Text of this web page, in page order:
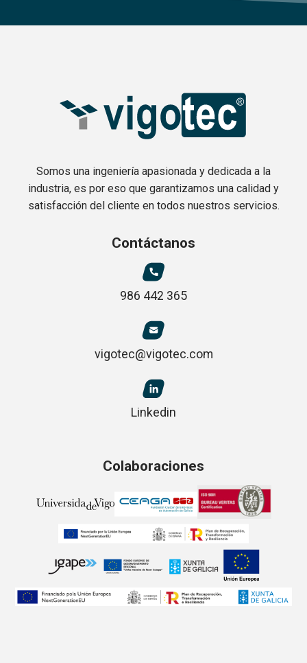
Somos una ingeniería apasionada y dedicada a la
industria, es por eso que garantizamos una calidad y
satisfacción del cliente en todos nuestros servicios.
Contáctanos
986 442 365
vigotec@vigotec.com
Linkedin
Colaboraciones